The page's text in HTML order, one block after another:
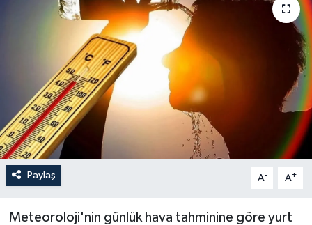
Paylaş A- A+
Meteoroloji'nin günlük hava tahminine göre yurt